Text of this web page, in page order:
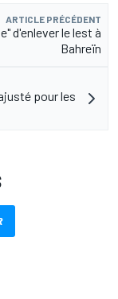
ARTICLE PRÉCÉDENT
d'enlever le lest à
Bahreïn
pour les